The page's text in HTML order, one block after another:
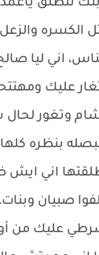
تتطلق
الكسره
اني
عليك
وتغور لحال
بنظره
اني
صبيان وبنات،
عليك من